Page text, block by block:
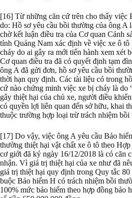
[16] Từ những căn cứ trên cho thấy việc
do: Hồ sơ yêu cầu bồi thường của ông A
chờ kết luận điều tra của Cơ quan Cảnh
tỉnh Quảng Nam xác định về việc xe ô
cháy do ai gây ra mới tiến hành xem xét
Cơ quan điều tra đã có quyết định tạm
ông A đã gửi đơn, hồ sơ yêu cầu bồi
thời hạn quy định. Các tài liệu có trong
cứ nào chứng minh việc xe bị cháy là do
gây thiệt hại của chủ xe, người điều
có quyền lợi liên quan đến sở hữu, khai
thuộc trường hợp loại trừ trách nhiệm bồi
[17] Do vậy, việc ông A yêu cầu Bảo
thường thiệt hại vật chất xe ô tô theo
cơ giới đã ký ngày 16/12/2018 là có căn
nhận. Vì giá trị thiệt hại của xe như đã
giá trị thiệt hại quy định trong Quy tắc 80
buộc Bảo hiểm H có trách nhiệm bồi
100% mức bảo hiểm theo hợp đồng bảo